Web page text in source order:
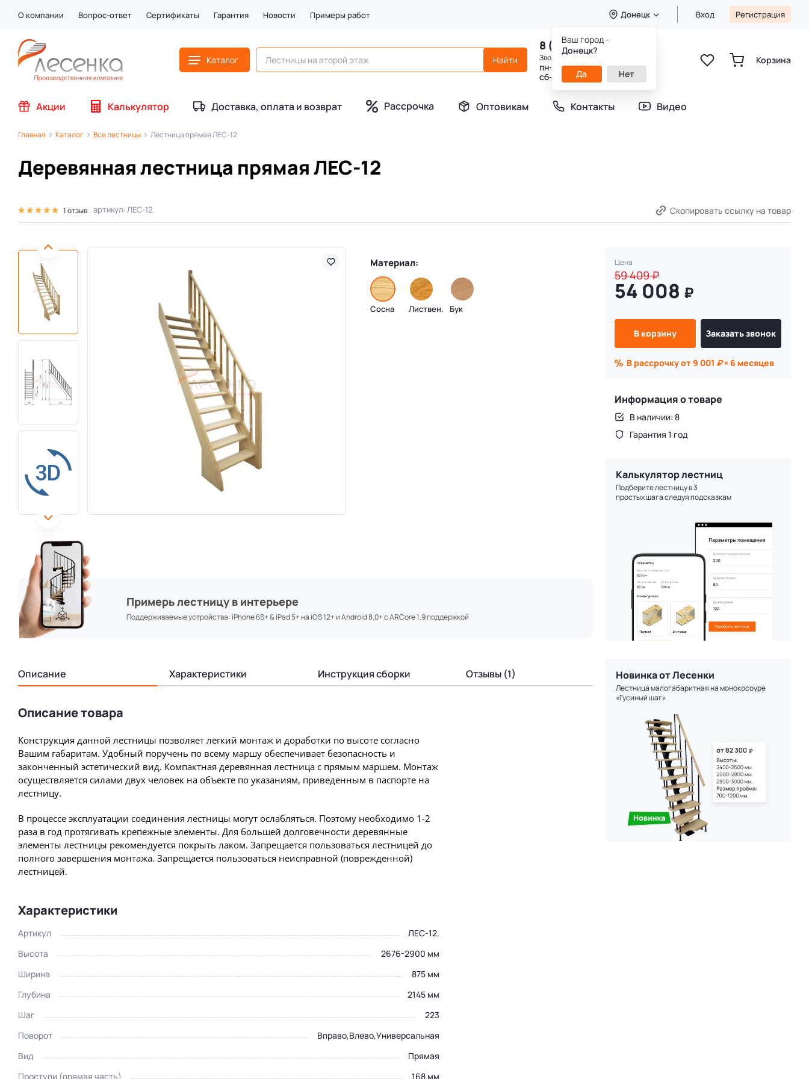
О компании Вопрос-ответ Сертификаты Гарантия Новости Примеры работ Донецк
Ваш город -
Донецк?
Да Нет
Вход Регистрация
Каталог
8 (800) 333-49-25
Звонок бесплатный
пн-пт 8:00-20:00
сб-вс 9:00-20:00
Корзина
Акции Калькулятор Доставка, оплата и возврат Рассрочка Оптовикам Контакты Видео
Главная Каталог Все лестницы Лестница прямая ЛЕС-12
Деревянная лестница прямая ЛЕС-12
1 отзыв артикул: ЛЕС-12. Скопировать ссылку на товар
Материал:
Сосна Листвен. Бук
Примерь лестницу в интерьере
Поддерживаемые устройства: iPhone 6S+ & iPad 5+ на iOS 12+ и Android 8.0+ с ARCore 1.9 поддержкой
Описание Характеристики Инструкция сборки Отзывы (1)
Описание товара
Конструкция данной лестницы позволяет легкий монтаж и доработки по высоте согласно
Вашим габаритам. Удобный поручень по всему маршу обеспечивает безопасность и
законченный эстетический вид. Компактная деревянная лестница с прямым маршем. Монтаж
осуществляется силами двух человек на объекте по указаниям, приведенным в паспорте на
лестницу.
В процессе эксплуатации соединения лестницы могут ослабляться. Поэтому необходимо 1-2
раза в год протягивать крепежные элементы. Для большей долговечности деревянные
элементы лестницы рекомендуется покрыть лаком. Запрещается пользоваться лестницей до
полного завершения монтажа. Запрещается пользоваться неисправной (поврежденной)
лестницей.
Характеристики
Артикул
ЛЕС-12.
Высота
2676-2900 мм
Ширина
875 мм
Глубина
2145 мм
Шаг
223
Поворот
Вправо,Влево,Универсальная
Вид
Прямая
Проступи (прямая часть)
168 мм
Цена
59 409₽
54 008 ₽
В корзину Заказать звонок
В рассрочку от 9 001 ₽× 6 месяцев
Информация о товаре
В наличии: 8
Гарантия 1 год
Калькулятор лестниц
Подберите лестницу в 3
простых шага следуя подсказкам
Новинка от Лесенки
Лестница малогабаритная на монокосоуре
«Гусиный шаг»